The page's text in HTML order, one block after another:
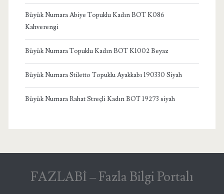
Büyük Numara Abiye Topuklu Kadın BOT K086
Kahverengi
Büyük Numara Topuklu Kadın BOT K1002 Beyaz
Büyük Numara Stiletto Topuklu Ayakkabı 190330 Siyah
Büyük Numara Rahat Streçli Kadın BOT 19273 siyah
FAZLABİ – Fazla Bilgi Portalı